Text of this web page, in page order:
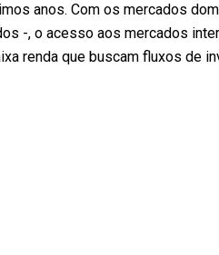
anos. Com os mercados
-, o acesso aos mercados
renda que buscam fluxos de